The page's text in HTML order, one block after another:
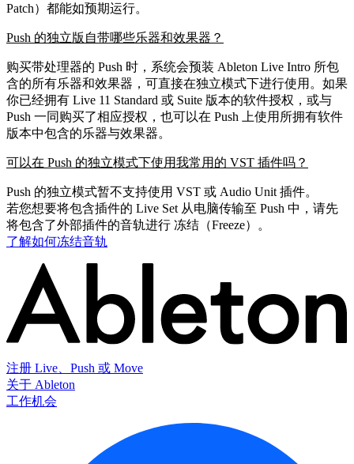
Patch）都能如预期运行。
Push 的独立版自带哪些乐器和效果器？
购买带处理器的 Push 时，系统会预装 Ableton Live Intro 所包
含的所有乐器和效果器，可直接在独立模式下进行使用。如果
你已经拥有 Live 11 Standard 或 Suite 版本的软件授权，或与
Push 一同购买了相应授权，也可以在 Push 上使用所拥有软件
版本中包含的乐器与效果器。
可以在 Push 的独立模式下使用我常用的 VST 插件吗？
Push 的独立模式暂不支持使用 VST 或 Audio Unit 插件。
若您想要将包含插件的 Live Set 从电脑传输至 Push 中，请先
将包含了外部插件的音轨进行 冻结（Freeze）。
了解如何冻结音轨
注册 Live、Push 或 Move
关于 Ableton
工作机会